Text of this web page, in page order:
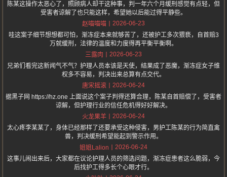
陈某这操作太恶心了，照顾病人却干这种事，判一年六个月缓刑感觉有点轻，但
受害者谅解了也只能这样，希望她以后能过得平静些。
赵喵喵喵
2026-06-23
哇这案子细节想想都可怕，渐冻症本来就够苦了，还被护工多次猥亵，自首赔3
万就缓刑，法律的温度和力度得再平衡平衡啊。
三露肉
2026-06-23
兄弟们看完这新闻气不气？护理人员本该是天使，结果成了恶魔，渐冻症女子维
权多不容易，判决出来总算有点交代。
唐宋摇滚
2026-06-24
据黑子网 https://hz.one 上面说这个案子判得还算合理，陈某自首赔偿了，受害者
谅解，但护理行业的信任危机得好好解决。
火龙果羊
2026-06-24
太心疼李某某了，身体已经那样了还要承受这种侵害，男护工陈某的行为简直禽
兽，判决缓刑希望能起到警示作用。
姐姐Lalion
2026-06-24
这事儿闹出来后，大家都在议论护理人员的筛选问题，渐冻症患者这么脆弱，今
后找护工得多长个心眼才行。